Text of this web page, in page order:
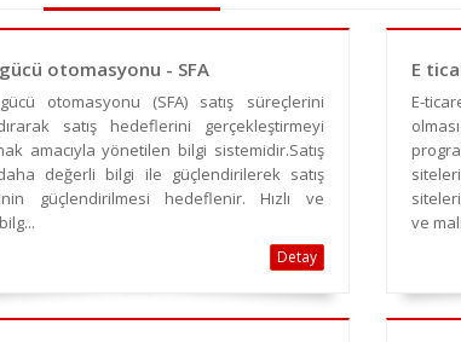
gücü otomasyonu - SFA
otomasyonu (SFA) satış süreçlerini
satış hedeflerini gerçekleştirmeyi
amacıyla yönetilen bilgi sistemidir.Satış
değerli bilgi ile güçlendirilerek satış
güçlendirilmesi hedeflenir. Hızlı ve
Detay
E
E-
ve